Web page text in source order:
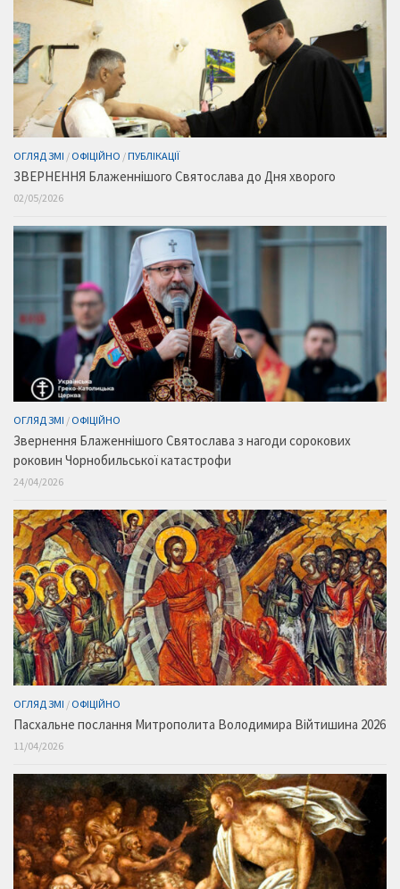
ОГЛЯД ЗМІ / ОФІЦІЙНО /ПУБЛІКАЦІЇ
ЗВЕРНЕННЯ Блаженнішого Святослава до Дня хворого
02/05/2026
ОГЛЯД ЗМІ / ОФІЦІЙНО
Звернення Блаженнішого Святослава з нагоди сорокових
роковин Чорнобильської катастрофи
24/04/2026
ОГЛЯД ЗМІ / ОФІЦІЙНО
Пасхальне послання Митрополита Володимира Війтишина 2026
11/04/2026